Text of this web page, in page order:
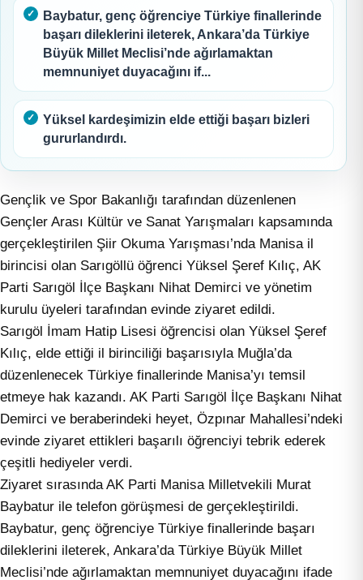
Baybatur, genç öğrenciye Türkiye finallerinde
başarı dileklerini ileterek, Ankara’da Türkiye
Büyük Millet Meclisi’nde ağırlamaktan
memnuniyet duyacağını if...
Yüksel kardeşimizin elde ettiği başarı bizleri
gururlandırdı.
Gençlik ve Spor Bakanlığı tarafından düzenlenen
Gençler Arası Kültür ve Sanat Yarışmaları kapsamında
gerçekleştirilen Şiir Okuma Yarışması’nda Manisa il
birincisi olan Sarıgöllü öğrenci Yüksel Şeref Kılıç, AK
Parti Sarıgöl İlçe Başkanı Nihat Demirci ve yönetim
kurulu üyeleri tarafından evinde ziyaret edildi.
Sarıgöl İmam Hatip Lisesi öğrencisi olan Yüksel Şeref
Kılıç, elde ettiği il birinciliği başarısıyla Muğla’da
düzenlenecek Türkiye finallerinde Manisa’yı temsil
etmeye hak kazandı. AK Parti Sarıgöl İlçe Başkanı Nihat
Demirci ve beraberindeki heyet, Özpınar Mahallesi’ndeki
evinde ziyaret ettikleri başarılı öğrenciyi tebrik ederek
çeşitli hediyeler verdi.
Ziyaret sırasında AK Parti Manisa Milletvekili Murat
Baybatur ile telefon görüşmesi de gerçekleştirildi.
Baybatur, genç öğrenciye Türkiye finallerinde başarı
dileklerini ileterek, Ankara’da Türkiye Büyük Millet
Meclisi’nde ağırlamaktan memnuniyet duyacağını ifade